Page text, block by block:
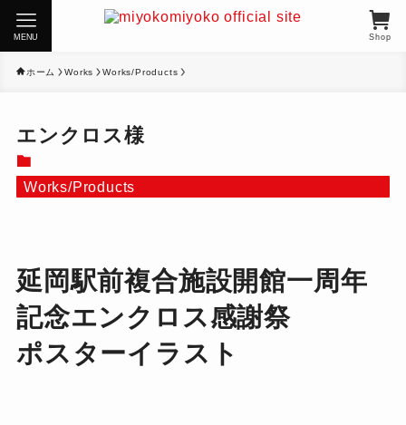
Shop
MENU
ホーム Works Works/Products
エンクロス様
Works/Products
延岡駅前複合施設開館一周年
記念エンクロス感謝祭
ポスターイラスト